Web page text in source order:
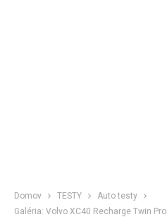
Domov TESTY
Auto testy
Galéria: Volvo XC40 Recharge Twin Pro